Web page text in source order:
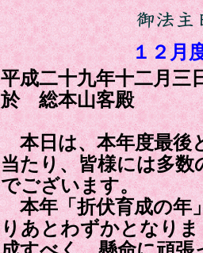
１２月
平成二十九年十二月
於 総本山客殿
本日は、本年度最後
当たり、皆様には多数
でございます。
本年「折伏育成の年
りあとわずかとなり